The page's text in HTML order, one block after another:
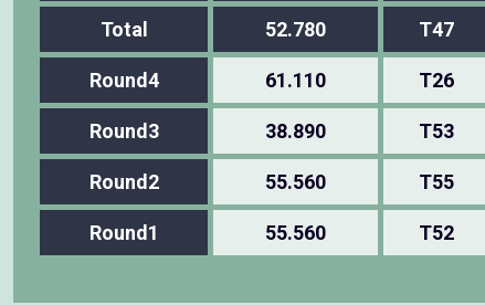
Total 52.780 T47
Round4 61.110 T26
Round3 38.890 T53
Round2 55.560 T55
Round1 55.560 T52